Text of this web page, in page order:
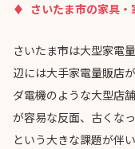
さいたま市の家具
さいたま市は大型家電
辺には大手家電量販店
ダ電機のような大型店
が容易な反面、古くな
という大きな課題が伴い